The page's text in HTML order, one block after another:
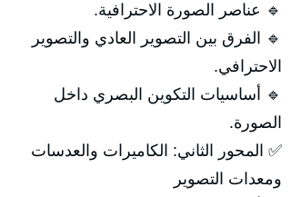
🔹 عناصر الصورة الاحترافية.
🔹 الفرق بين التصوير العادي والتصوير
الاحترافي.
🔹 أساسيات التكوين البصري داخل
الصورة.
✅ المحور الثاني: الكاميرات والعدسات
ومعدات التصوير